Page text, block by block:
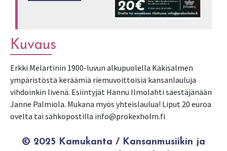
Kuvaus
Erkki Melartinin 1900-luvun alkupuolella Käkisalmen
ympäristöstä keräämiä riemuvoittoisia kansanlauluja
vihdoinkin livenä. Esiintyjät Hannu Ilmolahti säestäjänään
Janne Palmiola. Mukana myös yhteislaulua! Liput 20 euroa
ovelta tai sähköpostilla info@prokexholm.fi
© 2025 Kamukanta / Kansanmusiikin ja